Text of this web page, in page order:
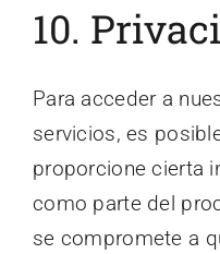
10.
Para acceder a
servicios, es
proporcione cierta
como parte del
se compromete a